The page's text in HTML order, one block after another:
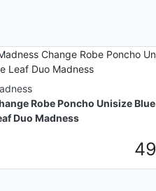
Robe Poncho Unisize Blue
Duo Madness
49